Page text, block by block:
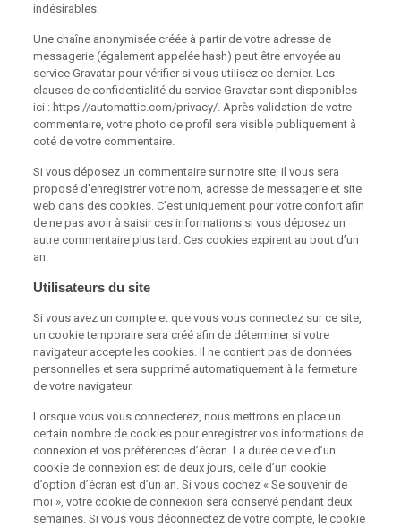
indésirables.
Une chaîne anonymisée créée à partir de votre adresse de
messagerie (également appelée hash) peut être envoyée au
service Gravatar pour vérifier si vous utilisez ce dernier. Les
clauses de confidentialité du service Gravatar sont disponibles
ici : https://automattic.com/privacy/. Après validation de votre
commentaire, votre photo de profil sera visible publiquement à
coté de votre commentaire.
Si vous déposez un commentaire sur notre site, il vous sera
proposé d’enregistrer votre nom, adresse de messagerie et site
web dans des cookies. C’est uniquement pour votre confort afin
de ne pas avoir à saisir ces informations si vous déposez un
autre commentaire plus tard. Ces cookies expirent au bout d’un
an.
Utilisateurs du site
Si vous avez un compte et que vous vous connectez sur ce site,
un cookie temporaire sera créé afin de déterminer si votre
navigateur accepte les cookies. Il ne contient pas de données
personnelles et sera supprimé automatiquement à la fermeture
de votre navigateur.
Lorsque vous vous connecterez, nous mettrons en place un
certain nombre de cookies pour enregistrer vos informations de
connexion et vos préférences d’écran. La durée de vie d’un
cookie de connexion est de deux jours, celle d’un cookie
d’option d’écran est d’un an. Si vous cochez « Se souvenir de
moi », votre cookie de connexion sera conservé pendant deux
semaines. Si vous vous déconnectez de votre compte, le cookie